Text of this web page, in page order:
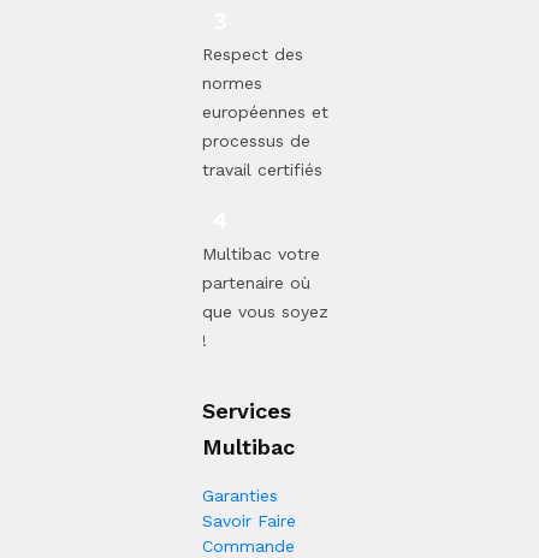
Respect des
normes
européennes et
processus de
travail certifiés
Multibac votre
partenaire où
que vous soyez
!
Services
Multibac
Garanties
Savoir Faire
Commande